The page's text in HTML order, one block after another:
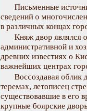
Письменные
сведений о
в различных концах
Княж двор являлся
административной и
древних известиях о
важнейших центрах
Воссоздавая облик
теремах, летописец
существовавшие в его
крупные боярские